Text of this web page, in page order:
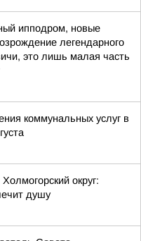
ипподром, новые
легендарного
это лишь малая часть
коммунальных услуг в
округ:
душу